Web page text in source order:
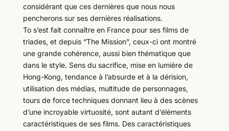
considérant que ces dernières que nous nous
pencherons sur ses dernières réalisations.
To s’est fait connaître en France pour ses films de
triades, et depuis “The Mission”, ceux-ci ont montré
une grande cohérence, aussi bien thématique que
dans le style. Sens du sacrifice, mise en lumière de
Hong-Kong, tendance à l’absurde et à la dérision,
utilisation des médias, multitude de personnages,
tours de force techniques donnant lieu à des scènes
d’une incroyable virtuosité, sont autant d’éléments
caractéristiques de ses films. Des caractéristiques